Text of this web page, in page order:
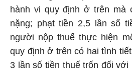
hành vi quy định ở trên mà
nặng; phạt tiền 2,5 lần số
người nộp thuế thực hiện
quy định ở trên có hai tình
3 lần số tiền thuế trốn đối